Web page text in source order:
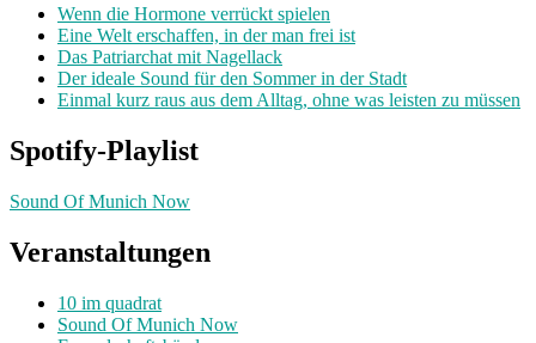
Wenn die Hormone verrückt spielen
Eine Welt erschaffen, in der man frei ist
Das Patriarchat mit Nagellack
Der ideale Sound für den Sommer in der Stadt
Einmal kurz raus aus dem Alltag, ohne was leisten zu müssen
Spotify-Playlist
Sound Of Munich Now
Veranstaltungen
10 im quadrat
Sound Of Munich Now